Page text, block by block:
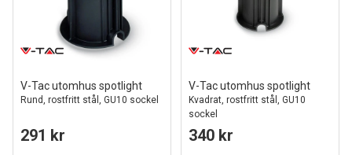
V-Tac utomhus spotlight
Rund, rostfritt stål, GU10 sockel
291 kr
V-Tac utomhus spotlight
Kvadrat, rostfritt stål, GU10
sockel
340 kr